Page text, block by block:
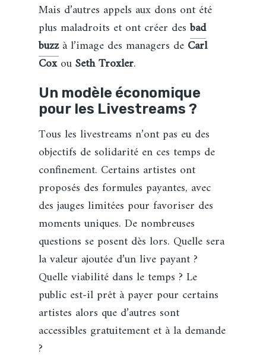
Mais d’autres appels aux dons ont été
plus maladroits et ont créer desbad
buzzà l’image des managers de Carl
CoxouSeth Troxler.
Un modèle économique
pour les Livestreams ?
Tous les livestreams n’ont pas eu des
objectifs de solidarité en ces temps de
confinement. Certains artistes ont
proposés des formules payantes, avec
des jauges limitées pour favoriser des
moments uniques. De nombreuses
questions se posent dès lors. Quelle sera
la valeur ajoutée d’un live payant ?
Quelle viabilité dans le temps ? Le
public est-il prêt à payer pour certains
artistes alors que d’autres sont
accessibles gratuitement et à la demande
?